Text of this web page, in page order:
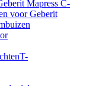
Mapress C-
voor Geberit
T-